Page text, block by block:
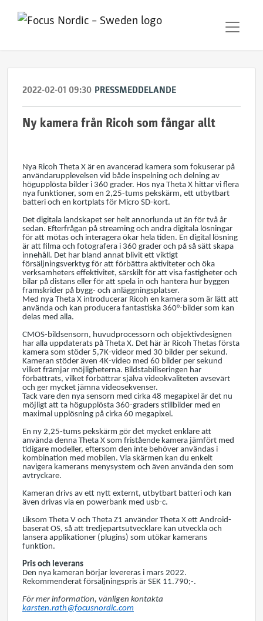
2022-02-01 09:30 PRESSMEDDELANDE
Ny kamera från Ricoh som fångar allt
Nya Ricoh Theta X är en avancerad kamera som fokuserar på
användarupplevelsen vid både inspelning och delning av
högupplösta bilder i 360 grader. Hos nya Theta X hittar vi flera
nya funktioner, som en 2,25-tums pekskärm, ett utbytbart
batteri och en kortplats för Micro SD-kort.
Det digitala landskapet ser helt annorlunda ut än för två år
sedan. Efterfrågan på streaming och andra digitala lösningar
för att mötas och interagera ökar hela tiden. En digital lösning
är att filma och fotografera i 360 grader och på så sätt skapa
innehåll. Det har bland annat blivit ett viktigt
försäljningsverktyg för att förbättra aktiviteter och öka
verksamheters effektivitet, särskilt för att visa fastigheter och
bilar på distans eller för att spela in och hantera hur byggen
framskrider på bygg- och anläggningsplatser.
Med nya Theta X introducerar Ricoh en kamera som är lätt att
använda och kan producera fantastiska 360°-bilder som kan
delas med alla.
CMOS-bildsensorn, huvudprocessorn och objektivdesignen
har alla uppdaterats på Theta X. Det här är Ricoh Thetas första
kamera som stöder 5,7K-videor med 30 bilder per sekund.
Kameran stöder även 4K-video med 60 bilder per sekund
vilket främjar möjligheterna. Bildstabiliseringen har
förbättrats, vilket förbättrar själva videokvaliteten avsevärt
och ger mycket jämna videosekvenser.
Tack vare den nya sensorn med cirka 48 megapixel är det nu
möjligt att ta högupplösta 360-graders stillbilder med en
maximal upplösning på cirka 60 megapixel.
En ny 2,25-tums pekskärm gör det mycket enklare att
använda denna Theta X som fristående kamera jämfört med
tidigare modeller, eftersom den inte behöver användas i
kombination med mobilen. Via skärmen kan du enkelt
navigera kamerans menysystem och även använda den som
avtryckare.
Kameran drivs av ett nytt externt, utbytbart batteri och kan
även drivas via en powerbank med usb-c.
Liksom Theta V och Theta Z1 använder Theta X ett Android-
baserat OS, så att tredjepartsutvecklare kan utveckla och
lansera applikationer (plugins) som utökar kamerans
funktion.
Pris och leverans
Den nya kameran börjar levereras i mars 2022.
Rekommenderat försäljningspris är SEK 11.790;-.
För mer information, vänligen kontakta
karsten.rath@focusnordic.com